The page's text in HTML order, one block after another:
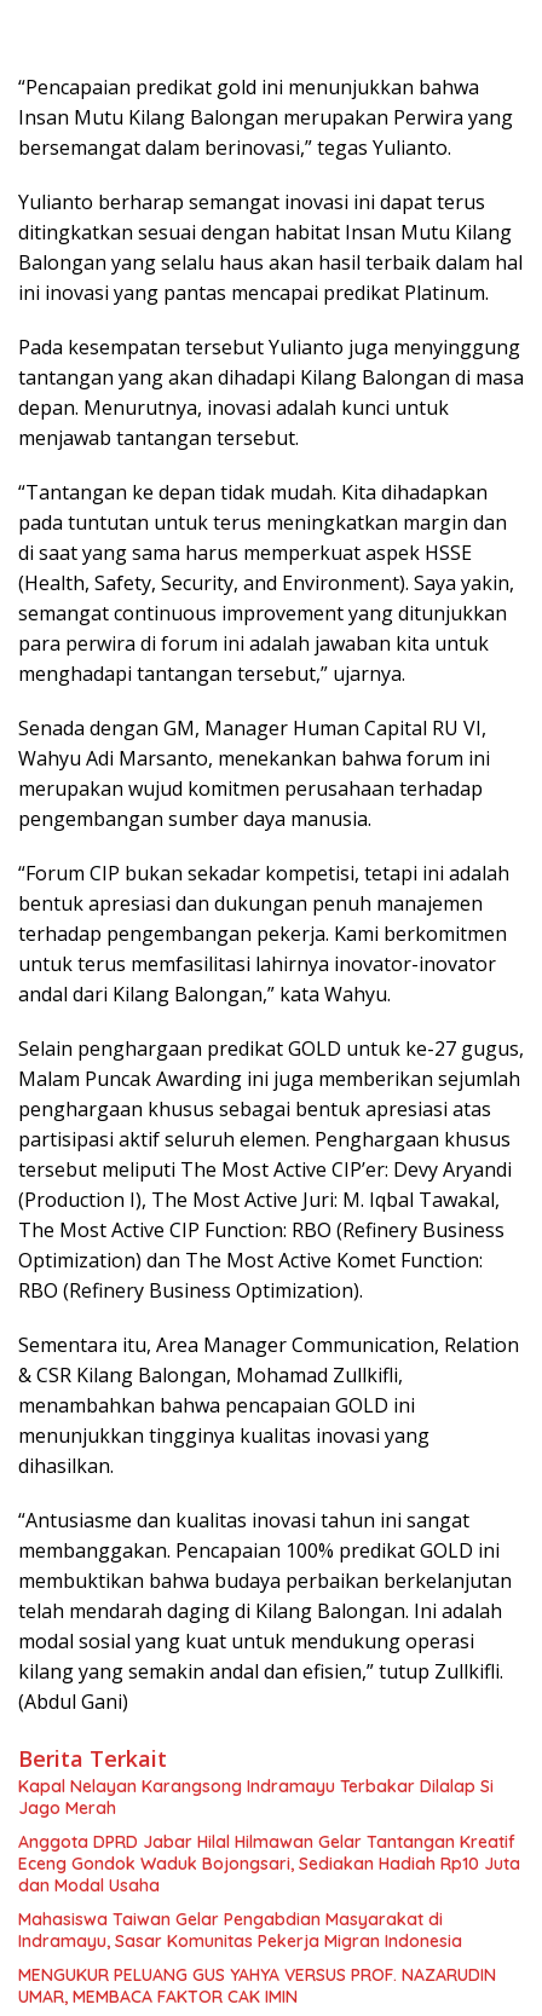
“Pencapaian predikat gold ini menunjukkan bahwa
Insan Mutu Kilang Balongan merupakan Perwira yang
bersemangat dalam berinovasi,” tegas Yulianto.
Yulianto berharap semangat inovasi ini dapat terus
ditingkatkan sesuai dengan habitat Insan Mutu Kilang
Balongan yang selalu haus akan hasil terbaik dalam hal
ini inovasi yang pantas mencapai predikat Platinum.
Pada kesempatan tersebut Yulianto juga menyinggung
tantangan yang akan dihadapi Kilang Balongan di masa
depan. Menurutnya, inovasi adalah kunci untuk
menjawab tantangan tersebut.
“Tantangan ke depan tidak mudah. Kita dihadapkan
pada tuntutan untuk terus meningkatkan margin dan
di saat yang sama harus memperkuat aspek HSSE
(Health, Safety, Security, and Environment). Saya yakin,
semangat continuous improvement yang ditunjukkan
para perwira di forum ini adalah jawaban kita untuk
menghadapi tantangan tersebut,” ujarnya.
Senada dengan GM, Manager Human Capital RU VI,
Wahyu Adi Marsanto, menekankan bahwa forum ini
merupakan wujud komitmen perusahaan terhadap
pengembangan sumber daya manusia.
“Forum CIP bukan sekadar kompetisi, tetapi ini adalah
bentuk apresiasi dan dukungan penuh manajemen
terhadap pengembangan pekerja. Kami berkomitmen
untuk terus memfasilitasi lahirnya inovator-inovator
andal dari Kilang Balongan,” kata Wahyu.
Selain penghargaan predikat GOLD untuk ke-27 gugus,
Malam Puncak Awarding ini juga memberikan sejumlah
penghargaan khusus sebagai bentuk apresiasi atas
partisipasi aktif seluruh elemen. Penghargaan khusus
tersebut meliputi The Most Active CIP’er: Devy Aryandi
(Production I), The Most Active Juri: M. Iqbal Tawakal,
The Most Active CIP Function: RBO (Refinery Business
Optimization) dan The Most Active Komet Function:
RBO (Refinery Business Optimization).
Sementara itu, Area Manager Communication, Relation
& CSR Kilang Balongan, Mohamad Zullkifli,
menambahkan bahwa pencapaian GOLD ini
menunjukkan tingginya kualitas inovasi yang
dihasilkan.
“Antusiasme dan kualitas inovasi tahun ini sangat
membanggakan. Pencapaian 100% predikat GOLD ini
membuktikan bahwa budaya perbaikan berkelanjutan
telah mendarah daging di Kilang Balongan. Ini adalah
modal sosial yang kuat untuk mendukung operasi
kilang yang semakin andal dan efisien,” tutup Zullkifli.
(Abdul Gani)
Berita Terkait
Kapal Nelayan Karangsong Indramayu Terbakar Dilalap Si
Jago Merah
Anggota DPRD Jabar Hilal Hilmawan Gelar Tantangan Kreatif
Eceng Gondok Waduk Bojongsari, Sediakan Hadiah Rp10 Juta
dan Modal Usaha
Mahasiswa Taiwan Gelar Pengabdian Masyarakat di
Indramayu, Sasar Komunitas Pekerja Migran Indonesia
MENGUKUR PELUANG GUS YAHYA VERSUS PROF. NAZARUDIN
UMAR, MEMBACA FAKTOR CAK IMIN